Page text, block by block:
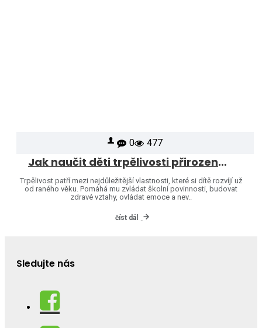
0 477
Jak naučit děti trpělivosti přirozenou cestou
Trpělivost patří mezi nejdůležitější vlastnosti, které si dítě rozvíjí už
od raného věku. Pomáhá mu zvládat školní povinnosti, budovat
zdravé vztahy, ovládat emoce a nev..
číst dál
Sledujte nás